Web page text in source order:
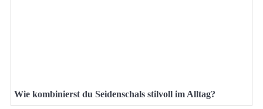
Wie kombinierst du Seidenschals stilvoll im Alltag?